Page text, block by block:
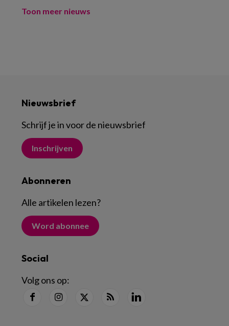
Toon meer nieuws
Nieuwsbrief
Schrijf je in voor de nieuwsbrief
Inschrijven
Abonneren
Alle artikelen lezen?
Word abonnee
Social
Volg ons op: